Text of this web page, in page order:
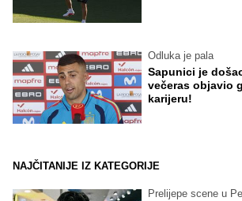
Odluka je pala
Sapunici je
večeras objavio
karijeru!
NAJČITANIJE IZ KATEGORIJE
Prelijepe scene u